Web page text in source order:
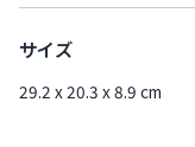
サイズ
29.2 x 20.3 x 8.9 cm